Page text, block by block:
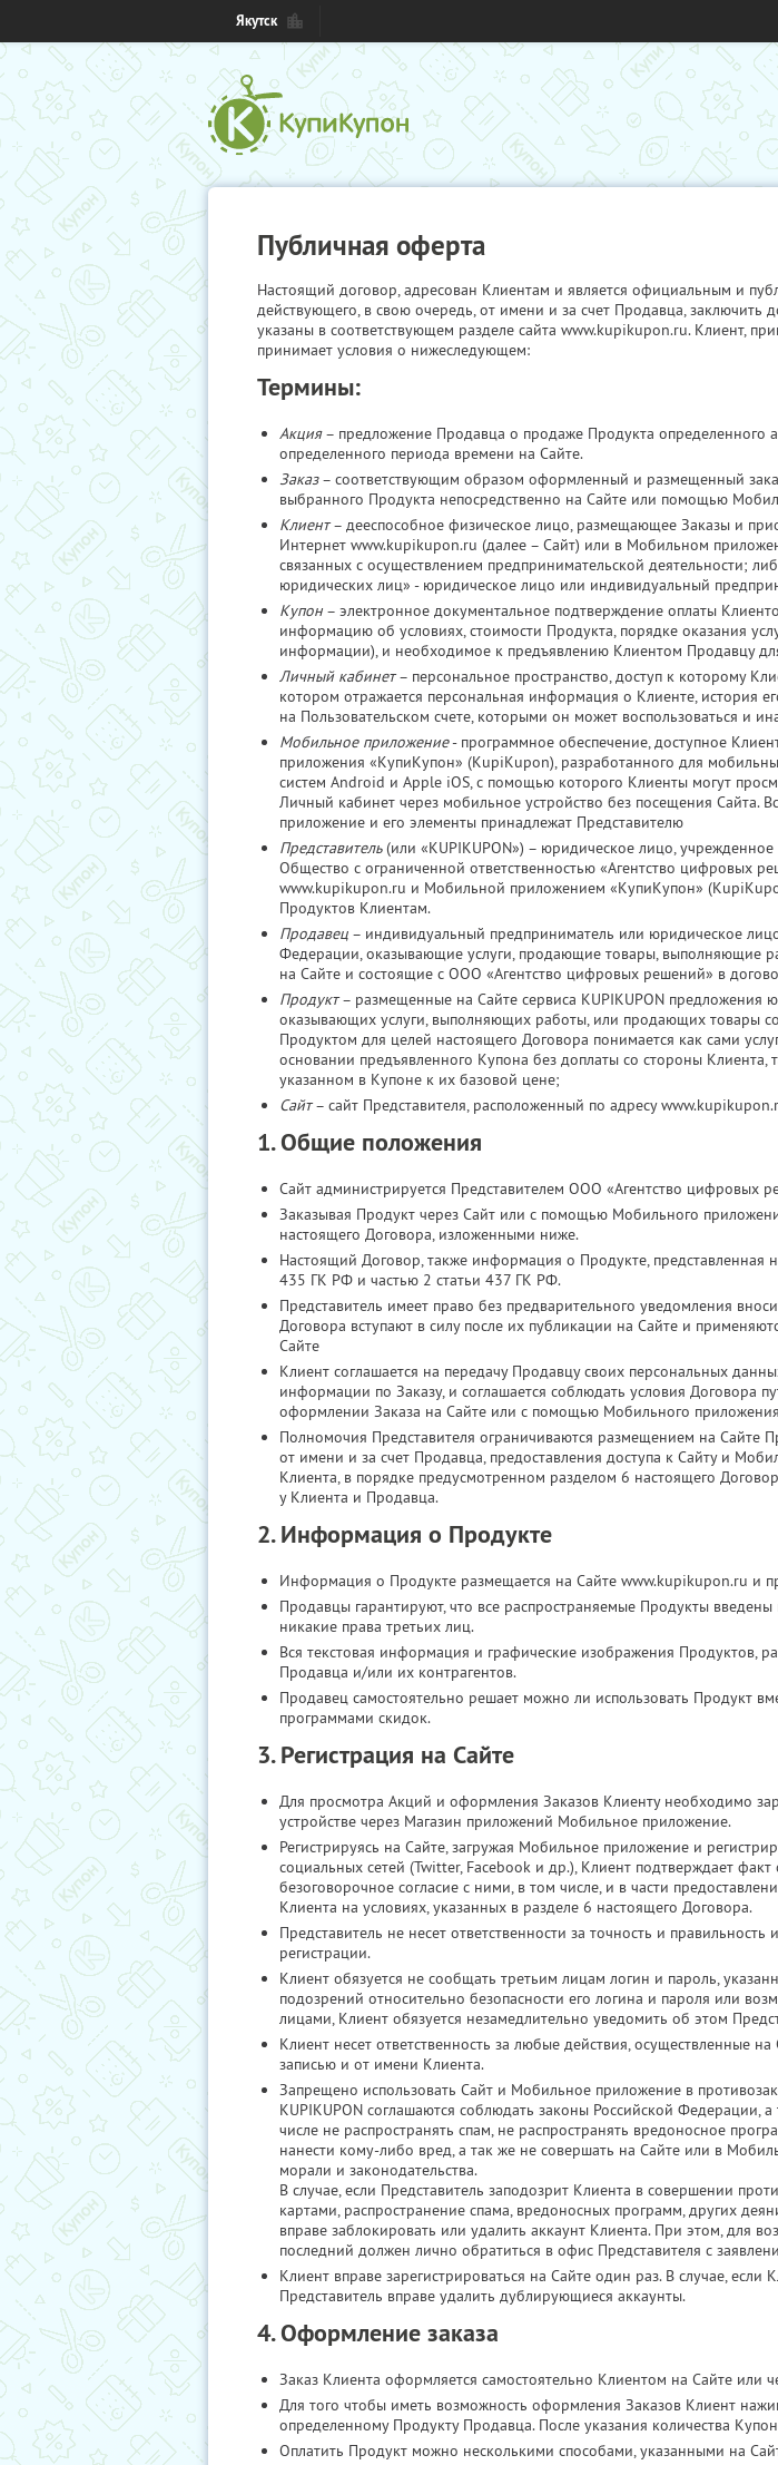
Якутск
Публичная оферта
Настоящий договор, адресован Клиентам и является официальным и
действующего, в свою очередь, от имени и за счет Продавца, заключить
указаны в соответствующем разделе сайта www.kupikupon.ru. Клиент,
принимает условия о нижеследующем:
Термины:
Акция– предложение Продавца о продаже Продукта определенного
определенного периода времени на Сайте.
Заказ– соответствующим образом оформленный и размещенный
выбранного Продукта непосредственно на Сайте или помощью
Клиент– дееспособное физическое лицо, размещающее Заказы и
Интернет www.kupikupon.ru (далее – Сайт) или в Мобильном
связанных с осуществлением предпринимательской деятельности;
юридических лиц» - юридическое лицо или индивидуальный
Купон – электронное документальное подтверждение оплаты
информацию об условиях, стоимости Продукта, порядке оказания
информации), и необходимое к предъявлению Клиентом Продавцу
Личный кабинет– персональное пространство, доступ к которому
котором отражается персональная информация о Клиенте, история
на Пользовательском счете, которыми он может воспользоваться и
Мобильное приложение- программное обеспечение, доступное
приложения «КупиКупон» (KupiKupon), разработанного для
систем Android и Apple iOS, с помощью которого Клиенты могут
Личный кабинет через мобильное устройство без посещения Сайта.
приложение и его элементы принадлежат Представителю
Представитель(или «KUPIKUPON») – юридическое лицо,
Общество с ограниченной ответственностью «Агентство цифровых
www.kupikupon.ru и Мобильной приложением «КупиКупон»
Продуктов Клиентам.
Продавец – индивидуальный предприниматель или юридическое
Федерации, оказывающие услуги, продающие товары, выполняющие
на Сайте и состоящие с ООО «Агентство цифровых решений» в
Продукт– размещенные на Сайте сервиса KUPIKUPON
оказывающих услуги, выполняющих работы, или продающих товары
Продуктом для целей настоящего Договора понимается как сами
основании предъявленного Купона без доплаты со стороны Клиента,
указанном в Купоне к их базовой цене;
Сайт– сайт Представителя, расположенный по адресу
1. Общие положения
Сайт администрируется Представителем ООО «Агентство цифровых
Заказывая Продукт через Сайт или с помощью Мобильного
настоящего Договора, изложенными ниже.
Настоящий Договор, также информация о Продукте, представленная
435 ГК РФ и частью 2 статьи 437 ГК РФ.
Представитель имеет право без предварительного уведомления
Договора вступают в силу после их публикации на Сайте и
Сайте
Клиент соглашается на передачу Продавцу своих персональных
информации по Заказу, и соглашается соблюдать условия Договора
оформлении Заказа на Сайте или с помощью Мобильного
Полномочия Представителя ограничиваются размещением на Сайте
от имени и за счет Продавца, предоставления доступа к Сайту и
Клиента, в порядке предусмотренном разделом 6 настоящего
у Клиента и Продавца.
2. Информация о Продукте
Информация о Продукте размещается на Сайте www.kupikupon.ru и
Продавцы гарантируют, что все распространяемые Продукты
никакие права третьих лиц.
Вся текстовая информация и графические изображения Продуктов,
Продавца и/или их контрагентов.
Продавец самостоятельно решает можно ли использовать Продукт
программами скидок.
3. Регистрация на Сайте
Для просмотра Акций и оформления Заказов Клиенту необходимо
устройстве через Магазин приложений Мобильное приложение.
Регистрируясь на Сайте, загружая Мобильное приложение и
социальных сетей (Twitter, Facebook и др.), Клиент подтверждает
безоговорочное согласие с ними, в том числе, и в части
Клиента на условиях, указанных в разделе 6 настоящего Договора.
Представитель не несет ответственности за точность и
регистрации.
Клиент обязуется не сообщать третьим лицам логин и пароль,
подозрений относительно безопасности его логина и пароля или
лицами, Клиент обязуется незамедлительно уведомить об этом
Клиент несет ответственность за любые действия,
записью и от имени Клиента.
Запрещено использовать Сайт и Мобильное приложение в
KUPIKUPON соглашаются соблюдать законы Российской
числе не распространять спам, не распространять вредоносное
нанести кому-либо вред, а так же не совершать на Сайте или в
морали и законодательства.
В случае, если Представитель заподозрит Клиента в совершении
картами, распространение спама, вредоносных программ, других
вправе заблокировать или удалить аккаунт Клиента. При этом, для
последний должен лично обратиться в офис Представителя с
Клиент вправе зарегистрироваться на Сайте один раз. В случае,
Представитель вправе удалить дублирующиеся аккаунты.
4. Оформление заказа
Заказ Клиента оформляется самостоятельно Клиентом на Сайте или
Для того чтобы иметь возможность оформления Заказов Клиент
определенному Продукту Продавца. После указания количества
Оплатить Продукт можно несколькими способами, указанными на